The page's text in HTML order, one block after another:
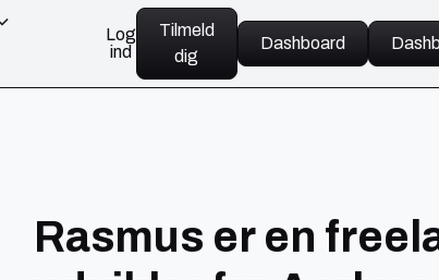
Log
ind
Tilmeld
dig
Dashboard
Rasmus er en